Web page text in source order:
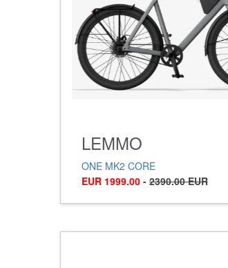
LEMMO
ONE MK2 CORE
EUR 1999.00 - 2390.00 EUR